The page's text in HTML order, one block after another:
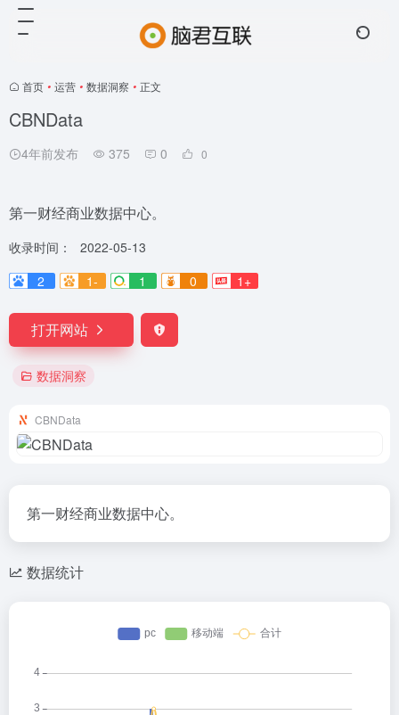
首页 • 运营 • 数据洞察 • 正文
CBNData
4年前发布 375 0 0
第一财经商业数据中心。
收录时间：
2022-05-13
2
1- 1 0 1+
打开网站
数据洞察
CBNData
第一财经商业数据中心。
数据统计